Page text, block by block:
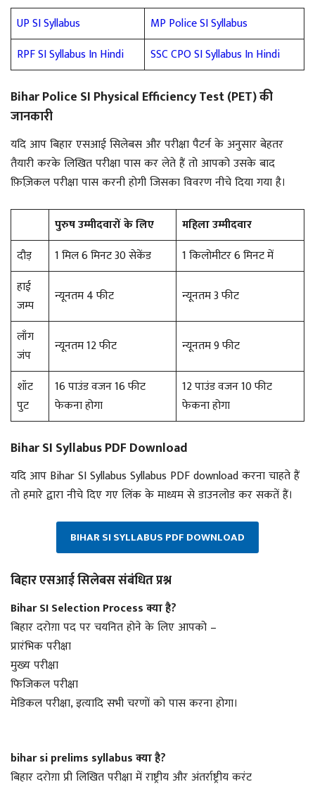
UP SI Syllabus
MP Police SI Syllabus
RPF SI Syllabus In Hindi
SSC CPO SI Syllabus In Hindi
Bihar Police SI Physical Efficiency Test (PET) की
जानकारी
यदि आप बिहार एसआई सिलेबस और परीक्षा पैटर्न के अनुसार बेहतर
तैयारी करके लिखित परीक्षा पास कर लेते हैं तो आपको उसके बाद
फ़िज़िकल परीक्षा पास करनी होगी जिसका विवरण नीचे दिया गया है।
पुरुष उम्मीदवारों के लिए
महिला उम्मीदवार
दौड़
1 मिल 6 मिनट 30 सेकेंड
1 किलोमीटर 6 मिनट में
हाई
जम्प
न्यूनतम 4 फीट न्यूनतम 3 फीट
लाँग
जंप
न्यूनतम 12 फीट न्यूनतम 9 फीट
शॉट
पुट
16 पाउंड वजन 16 फीट
फेकना होगा
12 पाउंड वजन 10 फीट
फेकना होगा
Bihar SI Syllabus PDF Download
यदि आप Bihar SI Syllabus Syllabus PDF download करना चाहते हैं
तो हमारे द्वारा नीचे दिए गए लिंक के माध्यम से डाउनलोड कर सकतें हैं।
BIHAR SI SYLLABUS PDF DOWNLOAD
बिहार एसआई सिलेबस संबंधित प्रश्न
Bihar SI Selection Process क्या है?
बिहार दरोग़ा पद पर चयनित होने के लिए आपको –
प्रारंभिक परीक्षा
मुख्य परीक्षा
फिजिकल परीक्षा
मेडिकल परीक्षा, इत्यादि सभी चरणों को पास करना होगा।
bihar siprelims syllabus क्या है?
बिहार दरोग़ा प्री लिखित परीक्षा में राष्ट्रीय और अंतर्राष्ट्रीय करंट